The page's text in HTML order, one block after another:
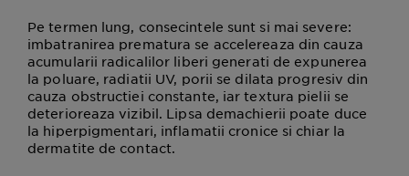
Pe termen lung, consecintele sunt si mai severe:
imbatranirea prematura se accelereaza din cauza
acumularii radicalilor liberi generati de expunerea
la poluare, radiatii UV, porii se dilata progresiv din
cauza obstructiei constante, iar textura pielii se
deterioreaza vizibil. Lipsa demachierii poate duce
la hiperpigmentari, inflamatii cronice si chiar la
dermatite de contact.